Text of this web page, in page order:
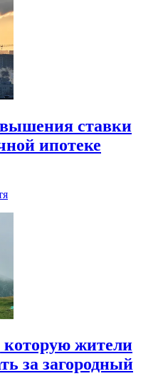
ставки
ипотеке
жители
за загородный